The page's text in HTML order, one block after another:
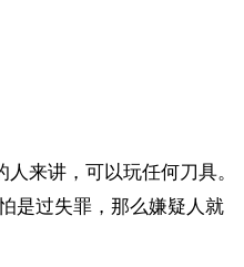
来讲，可以玩任何刀具。
是过失罪，那么嫌疑人就